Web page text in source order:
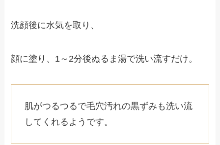
洗顔後に水気を取り、
顔に塗り、1～2分後ぬるま湯で洗い流すだけ。
肌がつるつるで毛穴汚れの黒ずみも洗い流
してくれるようです。